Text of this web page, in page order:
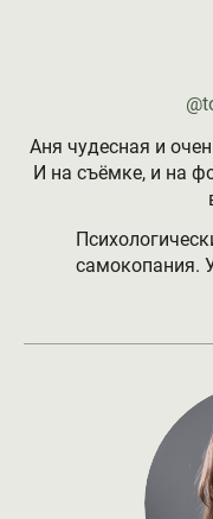
Аня чудесная и
И на съёмке, и на
самокопания.